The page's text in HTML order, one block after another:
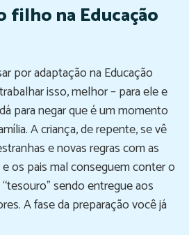
filho na Educação
por adaptação na Educação
isso, melhor – para ele e
para negar que é um momento
A criança, de repente, se vê
e novas regras com as
os pais mal conseguem conter o
sendo entregue aos
A fase da preparação você já